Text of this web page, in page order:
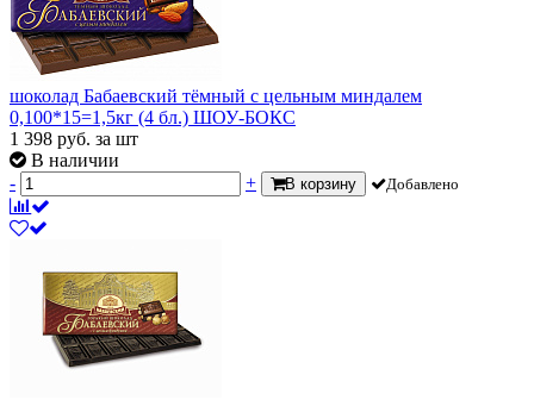
шоколад Бабаевский тёмный с цельным миндалем
0,100*15=1,5кг (4 бл.) ШОУ-БОКС
1 398 руб. за шт
В наличии
-
+ В корзину Добавлено